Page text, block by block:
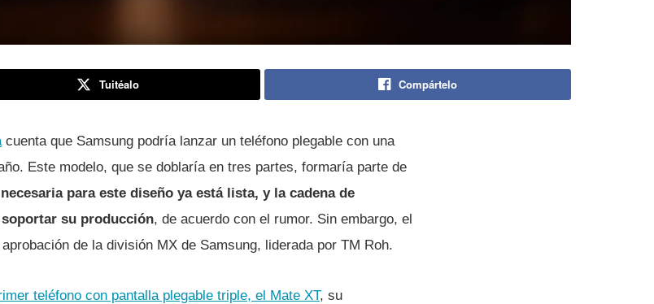
Tuitéalo Compártelo
cuenta que Samsung podría lanzar un teléfono plegable con una
Este modelo, que se doblaría en tres partes, formaría parte de
para este diseño ya está lista, y la cadena de
su producción, de acuerdo con el rumor. Sin embargo, el
de la división MX de Samsung, liderada por TM Roh.
teléfono con pantalla plegable triple, el Mate XT, su